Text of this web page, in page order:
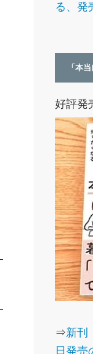
る、発
「本
好評発
⇒新刊
日発売